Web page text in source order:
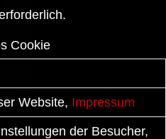
Cookie
Website, Impressum
der Besucher,